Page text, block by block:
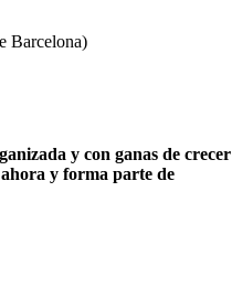
Barcelona)
y con ganas de crecer
y forma parte de